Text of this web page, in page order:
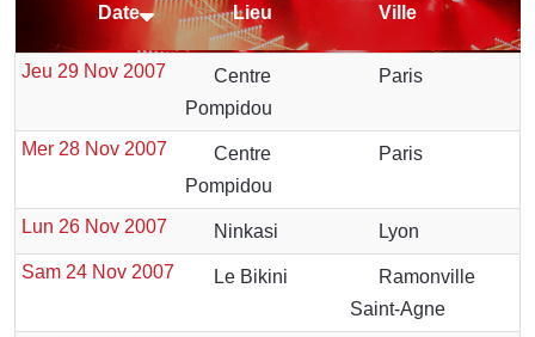
Date Lieu Ville
Jeu 29 Nov 2007
Centre
Pompidou
Paris
Mer 28 Nov 2007
Centre
Pompidou
Paris
Lun 26 Nov 2007 Ninkasi
Lyon
Sam 24 Nov 2007
Le Bikini
Ramonville
Saint-Agne